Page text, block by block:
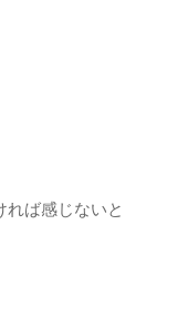
ば感じないと